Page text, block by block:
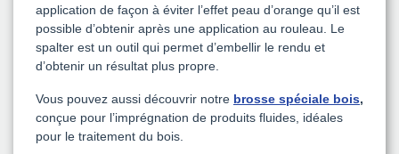
application de façon à éviter l’effet peau d’orange qu’il est
possible d’obtenir après une application au rouleau. Le
spalter est un outil qui permet d’embellir le rendu et
d’obtenir un résultat plus propre.
Vous pouvez aussi découvrir notre brosse spéciale bois,
conçue pour l’imprégnation de produits fluides, idéales
pour le traitement du bois.